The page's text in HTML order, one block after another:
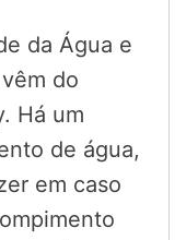
da Água e
do
Há um
de água,
em caso